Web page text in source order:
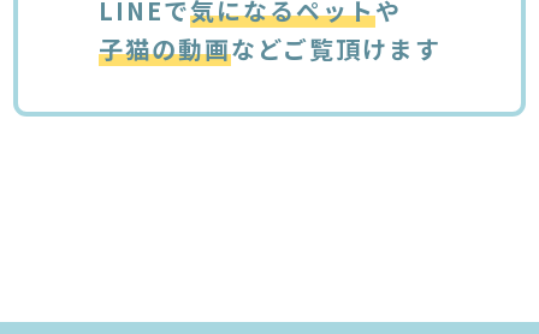
LINEで気になるペットや
子猫の動画などご覧頂けます